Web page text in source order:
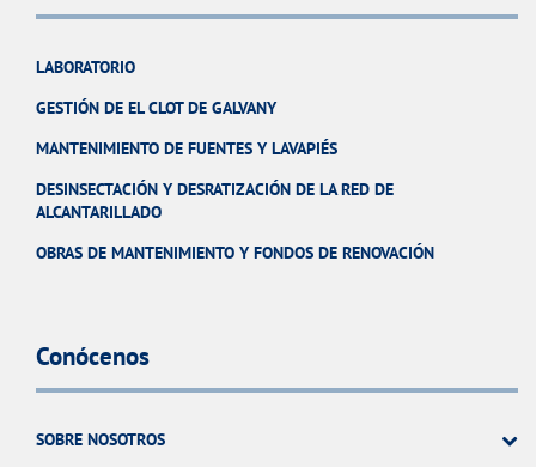
LABORATORIO
GESTIÓN DE EL CLOT DE GALVANY
MANTENIMIENTO DE FUENTES Y LAVAPIÉS
DESINSECTACIÓN Y DESRATIZACIÓN DE LA RED DE
ALCANTARILLADO
OBRAS DE MANTENIMIENTO Y FONDOS DE RENOVACIÓN
Conócenos
SOBRE NOSOTROS